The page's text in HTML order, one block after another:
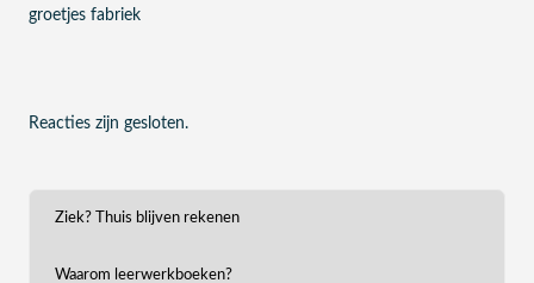
groetjes fabriek
Reacties zijn gesloten.
Ziek? Thuis blijven rekenen
Waarom leerwerkboeken?